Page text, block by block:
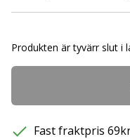
Produkten är tyvärr slut i
Fast fraktpris